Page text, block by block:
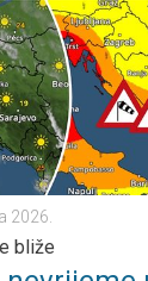
1.
u nekim
2026.
bliže